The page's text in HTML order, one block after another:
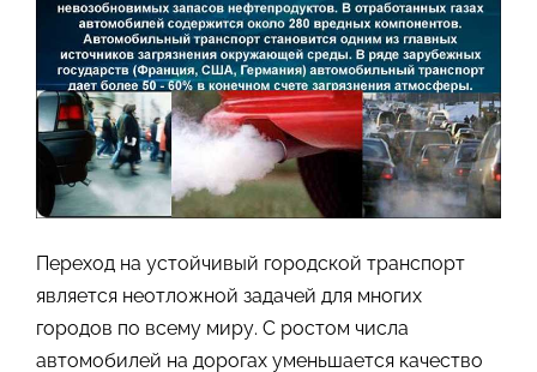
Переход на устойчивый городской транспорт
является неотложной задачей для многих
городов по всему миру. С ростом числа
автомобилей на дорогах уменьшается качество